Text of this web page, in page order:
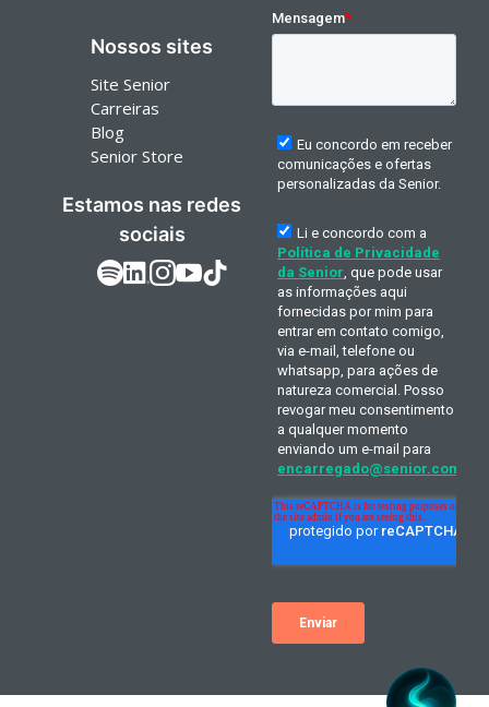
Nossos sites
Site Senior
Carreiras
Blog
Senior Store
Estamos nas redes
sociais